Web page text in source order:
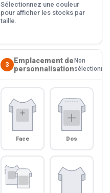
Sélectionnez une couleur
pour afficher les stocks par
taille.
3
Emplacement de
personnalisation
Non
sélectionné
Face Dos